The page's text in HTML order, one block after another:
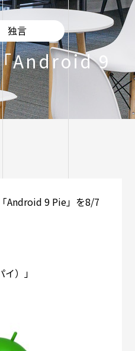
独言
Android 9
Android 9 Pie」を8/7
）」